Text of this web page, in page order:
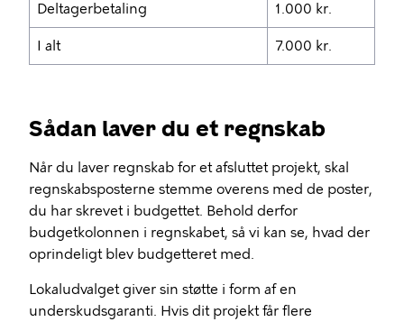
Deltagerbetaling 1.000 kr.
I alt 7.000 kr.
Sådan laver du et regnskab
Når du laver regnskab for et afsluttet projekt, skal
regnskabsposterne stemme overens med de poster,
du har skrevet i budgettet. Behold derfor
budgetkolonnen i regnskabet, så vi kan se, hvad der
oprindeligt blev budgetteret med.
Lokaludvalget giver sin støtte i form af en
underskudsgaranti. Hvis dit projekt får flere